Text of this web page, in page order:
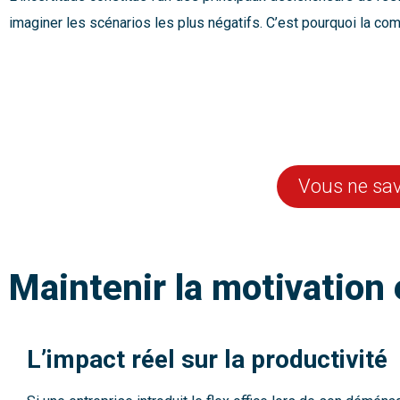
imaginer les scénarios les plus négatifs. C’est pourquoi la
Vous ne
Maintenir la motivation
L’impact réel sur la productivité